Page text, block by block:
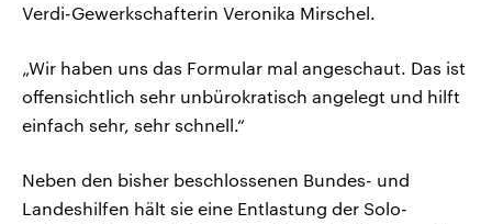
Verdi-Gewerkschafterin Veronika Mirschel.
„Wir haben uns das Formular mal angeschaut. Das ist
offensichtlich sehr unbürokratisch angelegt und hilft
einfach sehr, sehr schnell.“
Neben den bisher beschlossenen Bundes- und
Landeshilfen hält sie eine Entlastung der Solo-